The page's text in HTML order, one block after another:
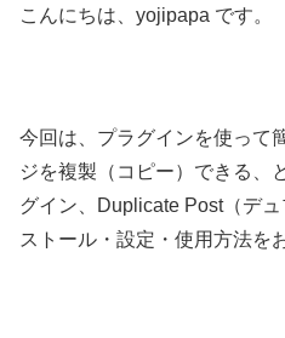
こんにちは、yojipapa です。
今回は、プラグインを使って
ジを複製（コピー）できる、
グイン、Duplicate Post（デ
ストール・設定・使用方法を